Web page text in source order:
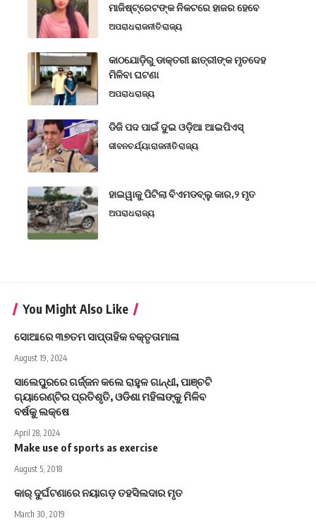
ମାଜିଷ୍ଟ୍ରେଟଙ୍କ ନିକଟରେ ହାଜର ହେବେ
ଅପରାଧରାଜନୀତିରାଜ୍ୟ
କାଠଯୋଡ଼ିରୁ ଡାକ୍ତରୀ ଛାତ୍ରୀଙ୍କ ମୃତଦେହ
ମିଳିବା ଘଟଣା
ଅପରାଧରାଜ୍ୟ
ଡିଜି ପଦ ପାଇଁ ଦୁଇ ଓଡ଼ିଆ ଆଇପିଏସ୍
ଜୀବନଚର୍ଯ୍ୟାରାଜନୀତିରାଜ୍ୟ
ହାଇୱାକୁ ପିଟିଲା ବିଏମଡବ୍ଲୁ କାର,୨ ମୃତ
ଅପରାଧରାଜ୍ୟ
You Might Also Like
ସୋଆରେ ୩୭ତମ ସାପ୍ତାହିକ ବକ୍ତୃତାମାଳା
August 19, 2024
ସାଲେପୁରରେ ଗର୍ଜ୍ଜନ କଲେ ରାହୁଳ ଗାନ୍ଧୀ, ପାଞ୍ଚଟି
ଗ୍ୟାରେଣ୍ଟିର ପ୍ରତିଶୃତି, ଓଡିଶା ମହିଳାଙ୍କୁ ମିଳିବ
ବର୍ଷକୁ ଲକ୍ଷେ
April 28, 2024
Make use of sports as exercise
August 5, 2018
କାର୍‌ ଦୁର୍ଘଟଣାରେ ନୟାଗଡ଼ ତହସିଲଦାର ମୃତ
March 30, 2019